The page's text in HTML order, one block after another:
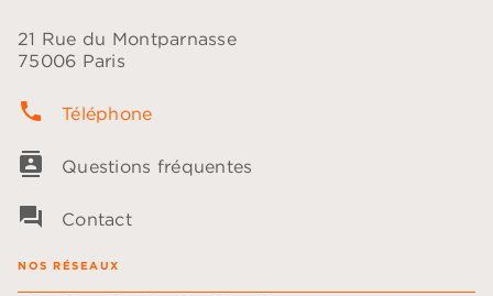
21 Rue du Montparnasse
75006 Paris
phone Téléphone
contacts Questions fréquentes
question_answer Contact
NOS RÉSEAUX